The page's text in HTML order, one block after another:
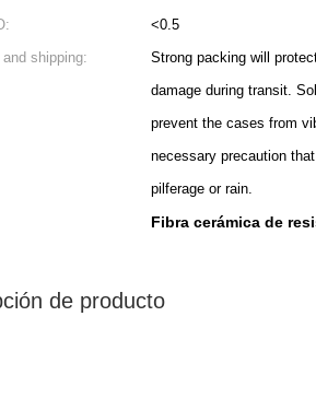
<0.5
shipping:
Strong packing will
damage during transit.
prevent the cases from
necessary precaution
pilferage or rain.
Fibra cerámica de
de producto